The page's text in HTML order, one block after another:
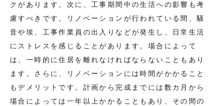
クがあります。次に、工事期間中の生活への影響も考
慮すべきです。リノベーションが行われている間、騒
音や埃、工事作業員の出入りなどが発生し、日常生活
にストレスを感じることがあります。場合によって
は、一時的に住居を離れなければならないこともあり
ます。さらに、リノベーションには時間がかかること
もデメリットです。計画から完成までには数カ月から
場合によっては一年以上かかることもあり、その間の